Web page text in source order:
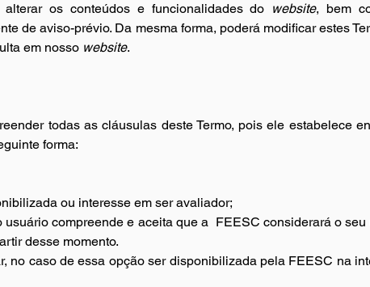
os conteúdos e funcionalidades do website, bem
de aviso-prévio. Da mesma forma, poderá modificar estes
em nosso website.
todas as cláusulas deste Termo, pois ele estabelece
forma:
ou interesse em ser avaliador;
compreende e aceita que a FEESC considerará o
desse momento.
no caso de essa opção ser disponibilizada pela FEESC na